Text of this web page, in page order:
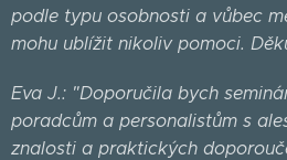
podle typu osobnosti a vůbec
mohu ublížit nikoliv pomoci.
Eva J.: "Doporučila bych
poradcům a personalistům s
znalosti a praktických